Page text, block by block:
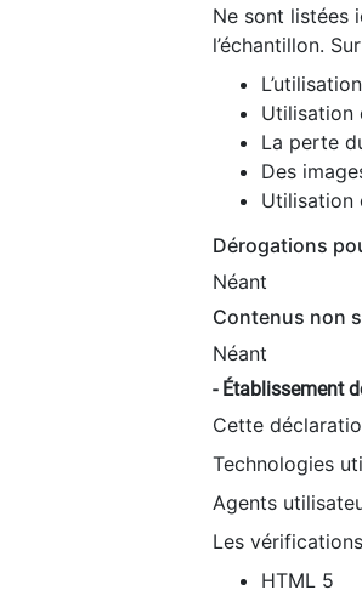
Ne sont listées
l’échantillon.
Utilisation
La perte
Des
Utilisation
Dérogations
Néant
Contenus non
Néant
- Établissement
Cette
Technologies
Agents
Les
HTML 5